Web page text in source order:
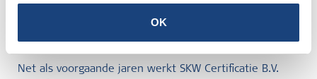
OK
Net als voorgaande jaren werkt SKW Certificatie B.V.